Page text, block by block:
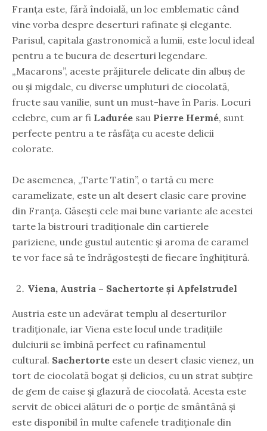
Franța este, fără îndoială, un loc emblematic când
vine vorba despre deserturi rafinate și elegante.
Parisul, capitala gastronomică a lumii, este locul ideal
pentru a te bucura de deserturi legendare.
„Macarons”, aceste prăjiturele delicate din albuș de
ou și migdale, cu diverse umpluturi de ciocolată,
fructe sau vanilie, sunt un must-have în Paris. Locuri
celebre, cum ar fi Ladurée sau Pierre Hermé, sunt
perfecte pentru a te răsfăța cu aceste delicii
colorate.
De asemenea, „Tarte Tatin”, o tartă cu mere
caramelizate, este un alt desert clasic care provine
din Franța. Găsești cele mai bune variante ale acestei
tarte la bistrouri tradiționale din cartierele
pariziene, unde gustul autentic și aroma de caramel
te vor face să te îndrăgostești de fiecare înghițitură.
Viena, Austria – Sachertorte și Apfelstrudel
Austria este un adevărat templu al deserturilor
tradiționale, iar Viena este locul unde tradițiile
dulciurii se îmbină perfect cu rafinamentul
cultural. Sachertorte este un desert clasic vienez, un
tort de ciocolată bogat și delicios, cu un strat subțire
de gem de caise și glazură de ciocolată. Acesta este
servit de obicei alături de o porție de smântână și
este disponibil în multe cafenele tradiționale din